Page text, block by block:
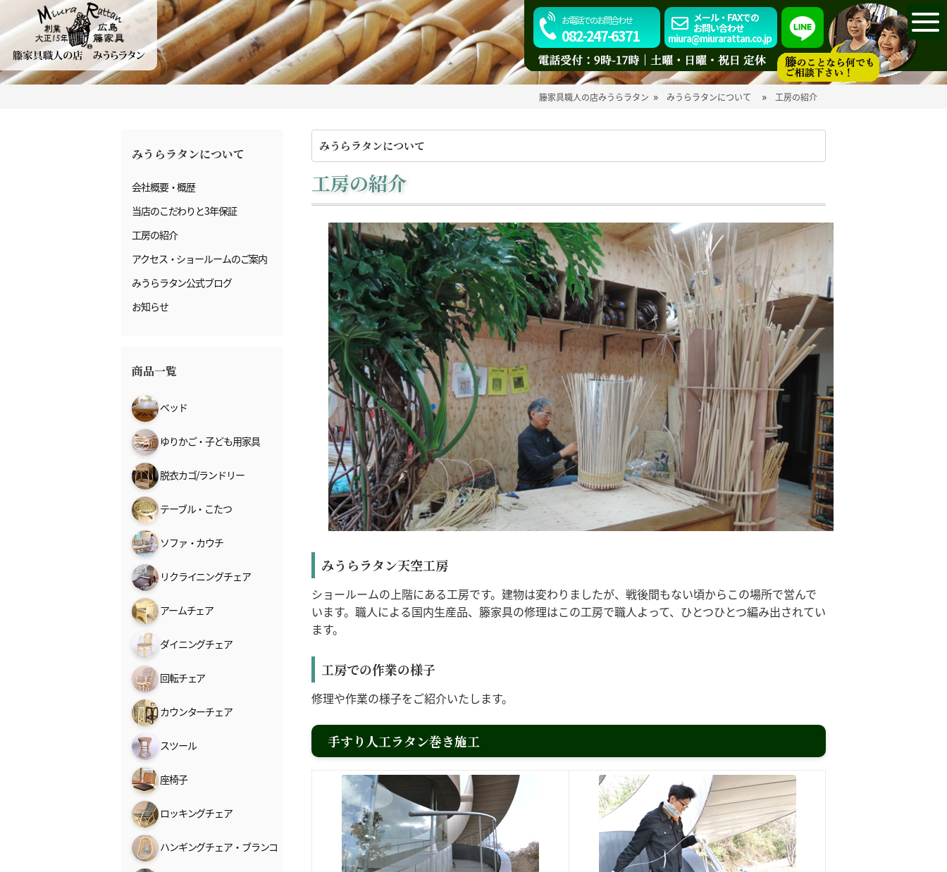
お電話でのお問合わせ
082-247-6371
メール・FAXでの
お問い合わせ
miura@miurarattan.co.jp
籐家具職人の店みうらラタン » みうらラタンについて » 工房の紹介
みうらラタンについて
会社概要・概歴
当店のこだわりと3年保証
工房の紹介
アクセス・ショールームのご案内
みうらラタン公式ブログ
お知らせ
商品一覧
ベッド
ゆりかご・子ども用家具
脱衣カゴ/ランドリー
テーブル・こたつ
ソファ・カウチ
リクライニングチェア
アームチェア
ダイニングチェア
回転チェア
カウンターチェア
スツール
座椅子
ロッキングチェア
ハンギングチェア・ブランコ
みうらラタンについて
工房の紹介
みうらラタン天空工房
ショールームの上階にある工房です。建物は変わりましたが、戦後間もない頃からこの場所で営んで
います。職人による国内生産品、籐家具の修理はこの工房で職人よって、ひとつひとつ編み出されてい
ます。
工房での作業の様子
修理や作業の様子をご紹介いたします。
手すり人工ラタン巻き施工